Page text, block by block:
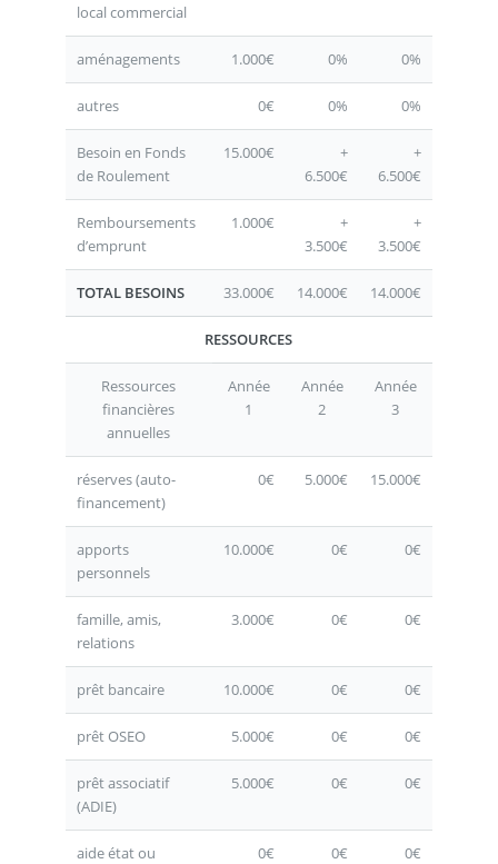
local commercial
aménagements 1.000€ 0% 0%
autres 0€ 0% 0%
Besoin en Fonds
de Roulement
15.000€
+
6.500€
+
6.500€
Remboursements
d’emprunt
1.000€
+
3.500€
+
3.500€
TOTAL BESOINS 33.000€ 14.000€ 14.000€
RESSOURCES
Ressources
financières
annuelles
Année
1
Année
2
Année
3
réserves (auto-
financement)
0€ 5.000€ 15.000€
apports
personnels
10.000€ 0€ 0€
famille, amis,
relations
3.000€ 0€ 0€
prêt bancaire 10.000€ 0€ 0€
prêt OSEO 5.000€ 0€ 0€
prêt associatif
(ADIE)
5.000€ 0€ 0€
aide état ou
0€ 0€ 0€